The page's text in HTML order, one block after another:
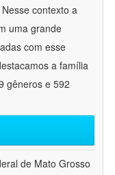
contexto a
uma grande
com esse
a família
gêneros e 592
de Mato Grosso